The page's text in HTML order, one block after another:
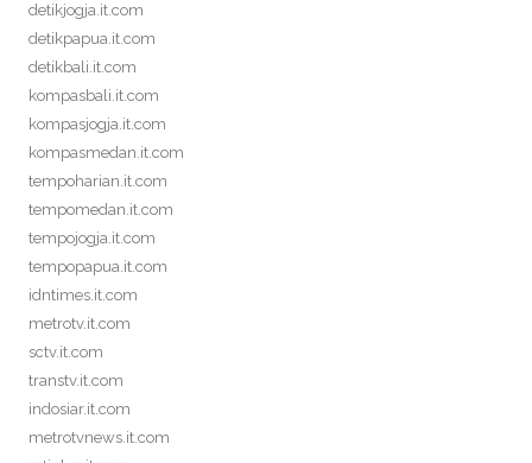
detikjogja.it.com
detikpapua.it.com
detikbali.it.com
kompasbali.it.com
kompasjogja.it.com
kompasmedan.it.com
tempoharian.it.com
tempomedan.it.com
tempojogja.it.com
tempopapua.it.com
idntimes.it.com
metrotv.it.com
sctv.it.com
transtv.it.com
indosiar.it.com
metrotvnews.it.com